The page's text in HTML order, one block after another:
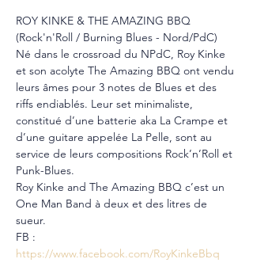
ROY KINKE & THE AMAZING BBQ
(Rock'n'Roll / Burning Blues - Nord/PdC)
Né dans le crossroad du NPdC, Roy Kinke
et son acolyte The Amazing BBQ ont vendu
leurs âmes pour 3 notes de Blues et des
riffs endiablés. Leur set minimaliste,
constitué d’une batterie aka La Crampe et
d’une guitare appelée La Pelle, sont au
service de leurs compositions Rock’n’Roll et
Punk-Blues.
Roy Kinke and The Amazing BBQ c’est un
One Man Band à deux et des litres de
sueur.
FB :
https://www.facebook.com/RoyKinkeBbq